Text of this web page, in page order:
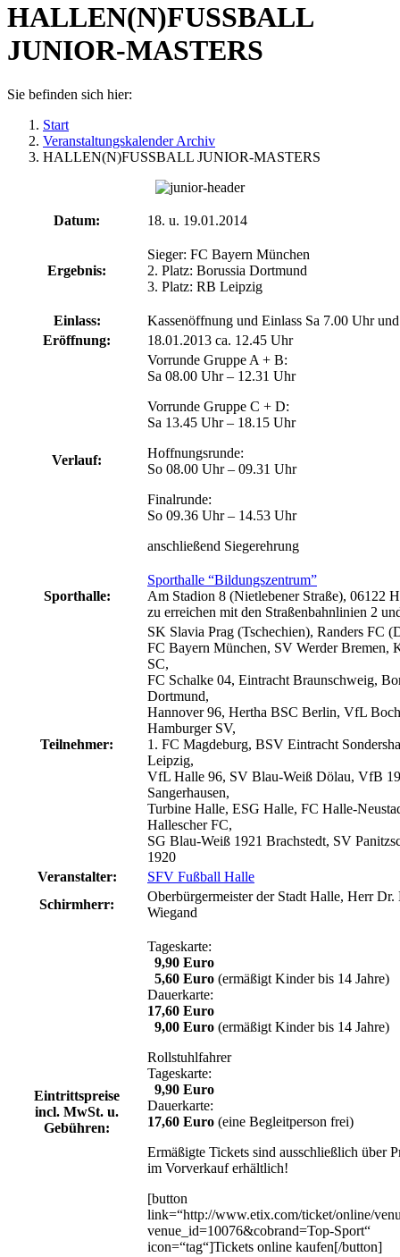
HALLEN(N)FUSSBALL
JUNIOR-MASTERS
Sie befinden sich hier:
Start
Veranstaltungskalender Archiv
HALLEN(N)FUSSBALL JUNIOR-MASTERS
Datum: 18. u. 19.01.2014
Ergebnis:
Sieger: FC Bayern München
2. Platz: Borussia Dortmund
3. Platz: RB Leipzig
Einlass:
Kassenöffnung und Einlass Sa 7.00 Uhr
Eröffnung:
18.01.2013 ca. 12.45 Uhr
Verlauf:
Vorrunde Gruppe A + B:
Sa 08.00 Uhr – 12.31 Uhr
Vorrunde Gruppe C + D:
Sa 13.45 Uhr – 18.15 Uhr
Hoffnungsrunde:
So 08.00 Uhr – 09.31 Uhr
Finalrunde:
So 09.36 Uhr – 14.53 Uhr
anschließend Siegerehrung
Sporthalle:
Sporthalle “Bildungszentrum”
Am Stadion 8 (Nietlebener Straße), 06122
zu erreichen mit den Straßenbahnlinien 2
Teilnehmer:
SK Slavia Prag (Tschechien), Randers FC
FC Bayern München, SV Werder Bremen,
SC,
FC Schalke 04, Eintracht Braunschweig,
Dortmund,
Hannover 96, Hertha BSC Berlin, VfL
Hamburger SV,
1. FC Magdeburg, BSV Eintracht
Leipzig,
VfL Halle 96, SV Blau-Weiß Dölau, VfB
Sangerhausen,
Turbine Halle, ESG Halle, FC Halle-
Hallescher FC,
SG Blau-Weiß 1921 Brachstedt, SV
1920
Veranstalter:
SFV Fußball Halle
Schirmherr:
Oberbürgermeister der Stadt Halle, Herr Dr.
Wiegand
Eintrittspreise
incl. MwSt. u.
Gebühren:
Tageskarte:
9,90 Euro
5,60 Euro (ermäßigt Kinder bis 14 Jahre)
Dauerkarte:
17,60 Euro
9,00 Euro (ermäßigt Kinder bis 14 Jahre)
Rollstuhlfahrer
Tageskarte:
9,90 Euro
Dauerkarte:
17,60 Euro (eine Begleitperson frei)
Ermäßigte Tickets sind ausschließlich über
im Vorverkauf erhältlich!
[button
link=“http://www.etix.com/ticket/online/
venue_id=10076&cobrand=Top-Sport“
icon=“tag“]Tickets online kaufen[/button]